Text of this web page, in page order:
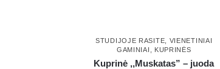
STUDIJOJE RASITE
VIENETINIAI
GAMINIAI
KUPRINĖS
Kuprinė ,,Muskatas” – juoda